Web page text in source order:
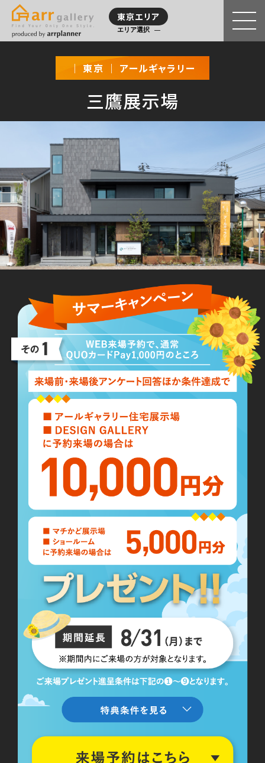
東京エリア
エリア選択
｜ 東京 ｜ アールギャラリー
三鷹展示場